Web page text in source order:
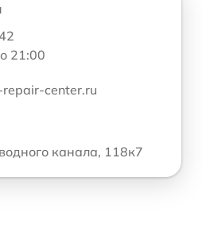
21:00
center.ru
канала, 118к7